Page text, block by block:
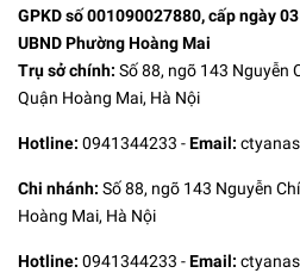
GPKD số 001090027880, cấp ngày
UBND Phường Hoàng Mai
Trụ sở chính: Số 88, ngõ 143 Nguyễn
Quận Hoàng Mai, Hà Nội
Hotline: 0941344233 -Email:
Chi nhánh: Số 88, ngõ 143 Nguyễn
Hoàng Mai, Hà Nội
Hotline: 0941344233 -Email: